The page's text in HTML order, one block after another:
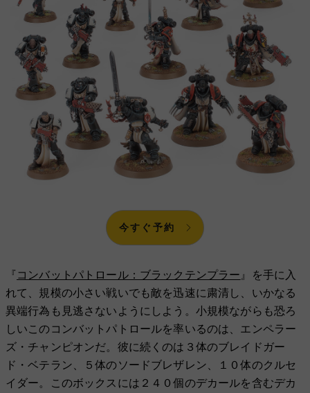
今すぐ予約
『 コンバットパトロール：ブラックテンプラー 』を手に入
れて、規模の小さい戦いでも敵を迅速に粛清し、いかなる
異端行為も見逃さないようにしよう。小規模ながらも恐ろ
しいこのコンバットパトロールを率いるのは、エンペラー
ズ・チャンピオンだ。彼に続くのは３体のブレイドガー
ド・ベテラン、５体のソードブレザレン、１０体のクルセ
イダー。このボックスには２４０個のデカールを含むデカ